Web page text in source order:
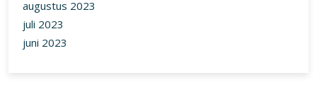
augustus 2023
juli 2023
juni 2023